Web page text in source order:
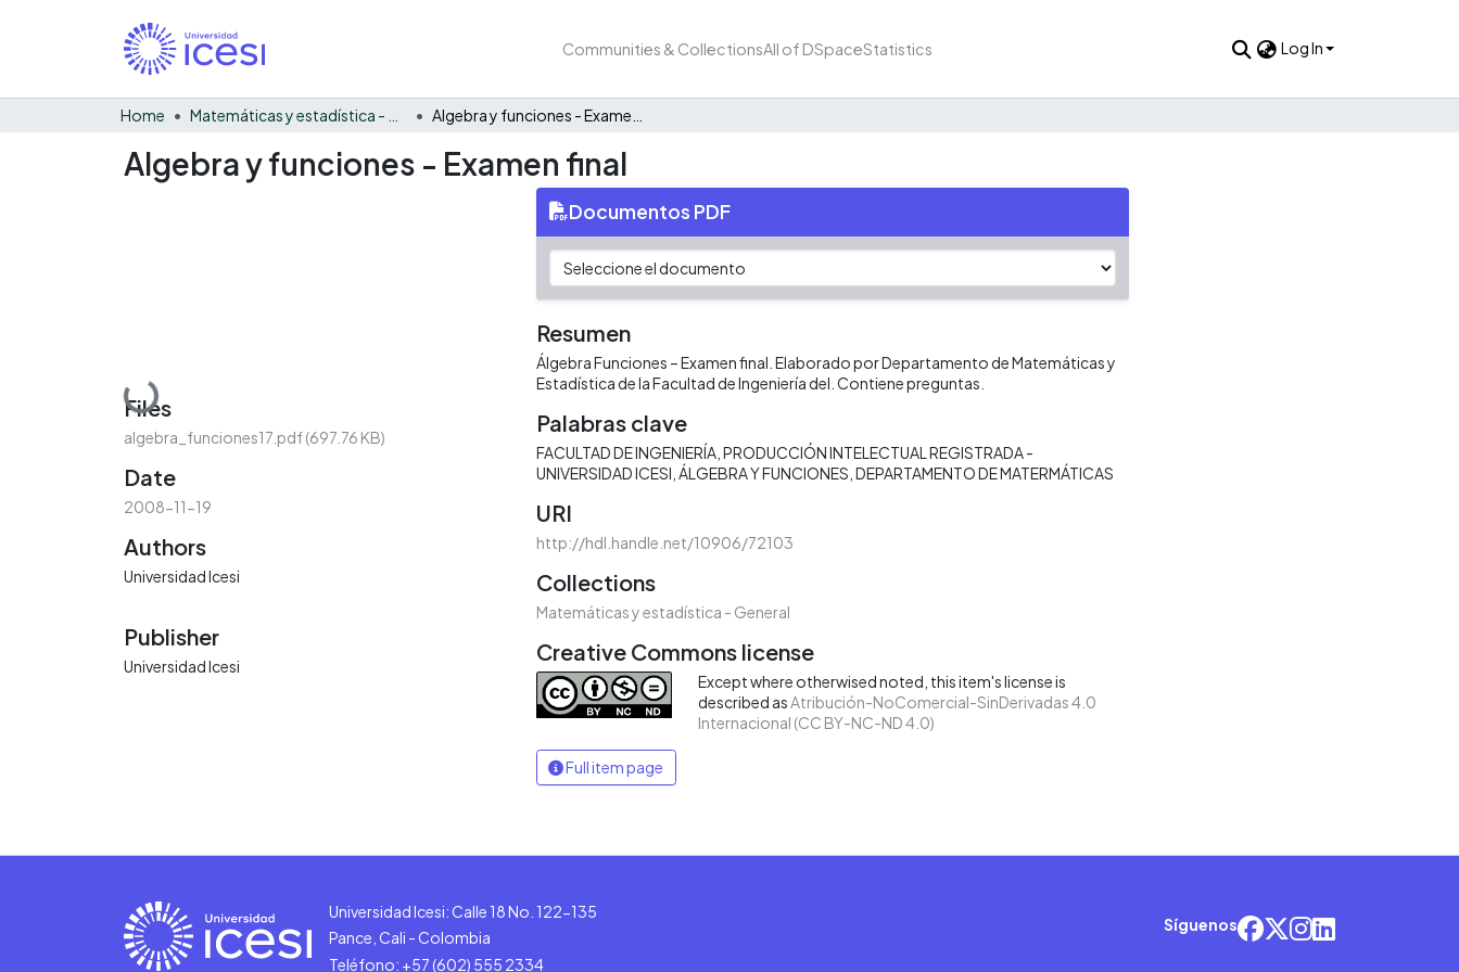
Communities & CollectionsAll of DSpaceStatistics Log In
Home
Algebra y funciones - Examen final
Loading...
Files
algebra_funciones17.pdf(697.76 KB)
Date
2008-11-19
Authors
Universidad Icesi
Publisher
Universidad Icesi
Documentos PDF
Resumen
Álgebra Funciones – Examen final. Elaborado por Departamento de Matemáticas y
Estadística de la Facultad de Ingeniería del. Contiene preguntas.
Palabras clave
FACULTAD DE INGENIERÍA PRODUCCIÓN INTELECTUAL REGISTRADA -
UNIVERSIDAD ICESI ÁLGEBRA Y FUNCIONES DEPARTAMENTO DE MATERMÁTICAS
URI
http://hdl.handle.net/10906/72103
Collections
Matemáticas y estadística - General
Creative Commons license
Except where otherwised noted, this item's license is
described as Atribución-NoComercial-SinDerivadas 4.0
Internacional (CC BY-NC-ND 4.0)
Full item page
Universidad Icesi: Calle 18 No. 122-135
Pance, Cali - Colombia
Teléfono: +57 (602) 555 2334
Síguenos